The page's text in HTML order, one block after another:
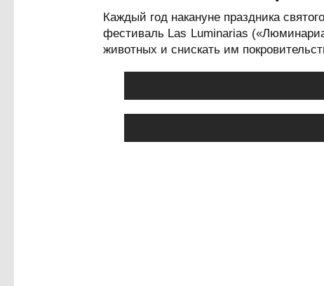
Каждый год накануне праздника
фестиваль Las Luminarias
животных и снискать им